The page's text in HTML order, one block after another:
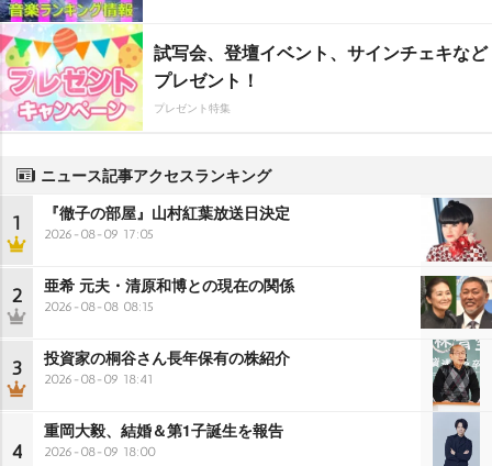
試写会、登壇イベント、サインチェキなど
プレゼント！
プレゼント特集
ニュース記事アクセスランキング
1 『徹子の部屋』山村紅葉放送日決定
2026-08-09 17:05
2 亜希 元夫・清原和博との現在の関係
2026-08-08 08:15
3 投資家の桐谷さん長年保有の株紹介
2026-08-09 18:41
4
重岡大毅、結婚＆第1子誕生を報告
2026-08-09 18:00